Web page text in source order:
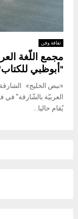
ثقافة وفن
مجمع اللّغة
"أبوظبي
العربيّة بالشّارقة”
يُقام حاليا...